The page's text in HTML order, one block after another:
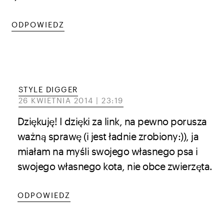
ODPOWIEDZ
STYLE DIGGER
26 KWIETNIA 2014 | 23:19
Dziękuję! I dzięki za link, na pewno porusza
ważną sprawę (i jest ładnie zrobiony:)), ja
miałam na myśli swojego własnego psa i
swojego własnego kota, nie obce zwierzęta.
ODPOWIEDZ